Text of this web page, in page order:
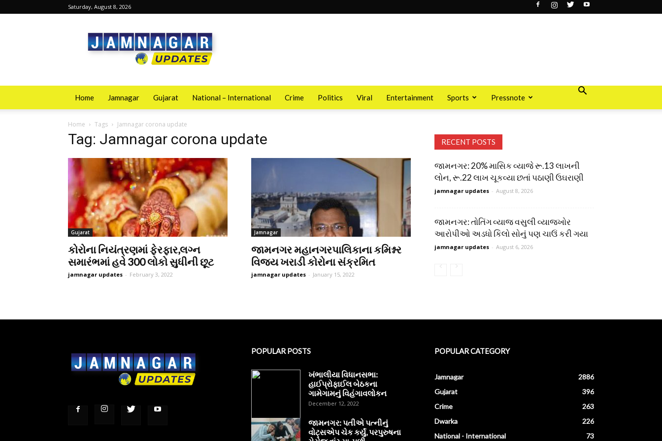
Saturday, August 8, 2026
Jamnagarupdates
Home Jamnagar Gujarat National – International Crime Politics Viral Entertainment Sports Pressnote
Home Tags Jamnagar corona update
Tag: Jamnagar corona update
Gujarat
કોરોના નિયંત્રણમાં ફેરફાર,લગ્ન
સમારંભમાં હવે 300 લોકો સુધીની છૂટ
jamnagar updates - February 3, 2022
Jamnagar
જામનગર મહાનગરપાલિકાના કમિશ્નર
વિજય ખરાડી કોરોના સંક્રમિત
jamnagar updates - January 15, 2022
RECENT POSTS
જામનગર: 20% માસિક વ્યાજે રૂ.13 લાખની
લોન, રૂ.22 લાખ ચૂકવ્યા છતાં પઠાણી ઉઘરાણી
jamnagar updates - August 8, 2026
જામનગર: તોતિંગ વ્યાજ વસુલી વ્યાજખોર
આરોપીઓ અડધો કિલો સોનું પણ ચાઉં કરી ગયા
jamnagar updates - August 6, 2026
POPULAR POSTS
ખંભાલીયા વિધાનસભા:
હાઈપ્રોફાઈલ બેઠકના
ગામેગામનું વિહંગાવલોકન
December 12, 2022
જામનગર: પતીએ પત્નીનું
વોટ્સએપ ચેક કર્યું, પરપુરુષના
POPULAR CATEGORY
Jamnagar
2886
Gujarat
396
Crime
263
Dwarka
226
National - International
73